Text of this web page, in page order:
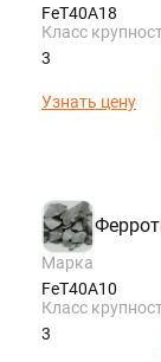
FeT40A18
Класс
3
Узнать цену
Марка
FeT40A10
Класс
3